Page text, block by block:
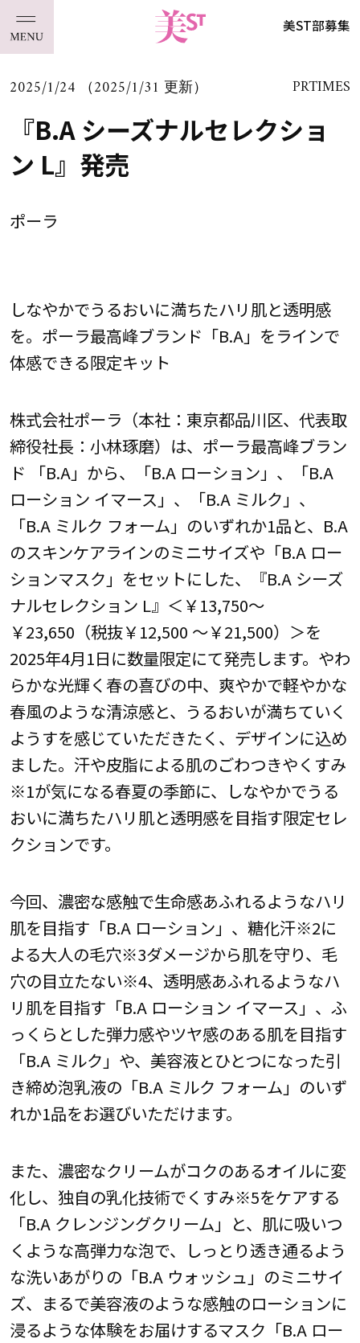
美ST部募集
2025/1/24 （2025/1/31 更新） PRTIMES
『B.A シーズナルセレクショ
ン L』発売
ポーラ
しなやかでうるおいに満ちたハリ肌と透明感
を。ポーラ最高峰ブランド「B.A」をラインで
体感できる限定キット
株式会社ポーラ（本社：東京都品川区、代表取
締役社長：小林琢磨）は、ポーラ最高峰ブラン
ド 「B.A」から、「B.A ローション」、「B.A
ローション イマース」、「B.A ミルク」、
「B.A ミルク フォーム」のいずれか1品と、B.A
のスキンケアラインのミニサイズや「B.A ロー
ションマスク」をセットにした、『B.A シーズ
ナルセレクション L』＜￥13,750～
￥23,650（税抜￥12,500 ～￥21,500）＞を
2025年4月1日に数量限定にて発売します。やわ
らかな光輝く春の喜びの中、爽やかで軽やかな
春風のような清涼感と、うるおいが満ちていく
ようすを感じていただきたく、デザインに込め
ました。汗や皮脂による肌のごわつきやくすみ
※1が気になる春夏の季節に、しなやかでうる
おいに満ちたハリ肌と透明感を目指す限定セレ
クションです。
今回、濃密な感触で生命感あふれるようなハリ
肌を目指す「B.A ローション」、糖化汗※2に
よる大人の毛穴※3ダメージから肌を守り、毛
穴の目立たない※4、透明感あふれるようなハ
リ肌を目指す「B.A ローション イマース」、ふ
っくらとした弾力感やツヤ感のある肌を目指す
「B.A ミルク」や、美容液とひとつになった引
き締め泡乳液の「B.A ミルク フォーム」のいず
れか1品をお選びいただけます。
また、濃密なクリームがコクのあるオイルに変
化し、独自の乳化技術でくすみ※5をケアする
「B.A クレンジングクリーム」と、肌に吸いつ
くような高弾力な泡で、しっとり透き通るよう
な洗いあがりの「B.A ウォッシュ」のミニサイ
ズ、まるで美容液のような感触のローションに
浸るような体験をお届けするマスク「B.A ロー